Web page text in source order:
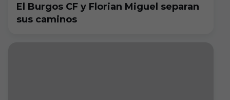
El Burgos CF y Florian Miguel separan
sus caminos